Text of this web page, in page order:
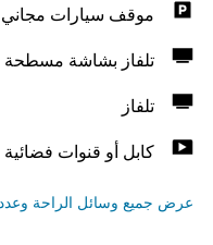
موقف سيارات مجاني
تلفاز بشاشة مسطحة
تلفاز
كابل أو قنوات فضائية
عرض جميع وسائل الراحة وعددها